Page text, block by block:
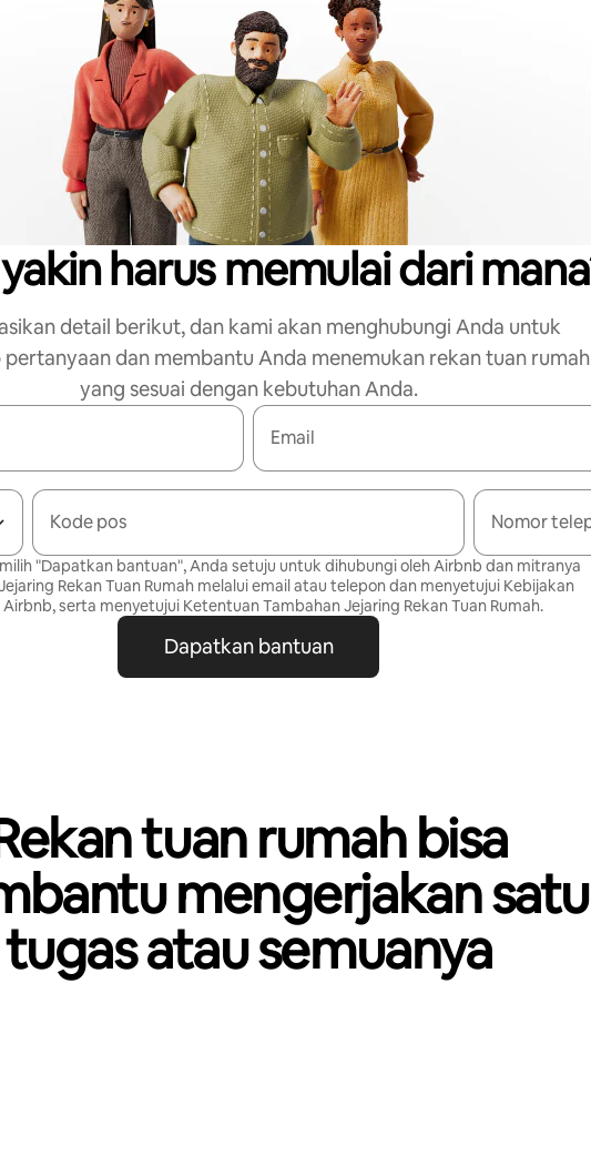
harus memulai dari
detail berikut, dan kami akan menghubungi Anda untuk
dan membantu Anda menemukan rekan tuan rumah
yang sesuai dengan kebutuhan Anda.
Email
Kode pos Nomor
"Dapatkan bantuan", Anda setuju untuk dihubungi oleh Airbnb dan mitranya
Rekan Tuan Rumah melalui email atau telepon dan menyetujui Kebijakan
Airbnb, serta menyetujui Ketentuan Tambahan Jejaring Rekan Tuan Rumah.
Dapatkan bantuan
tuan rumah bisa
mengerjakan satu
tugas atau semuanya